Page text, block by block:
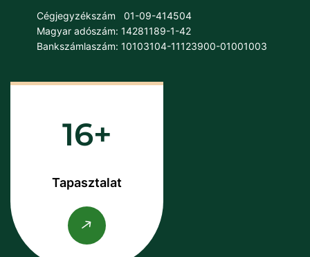
Cégjegyzékszám
01-09-414504
Magyar adószám: 14281189-1-42
Bankszámlaszám: 10103104-11123900-01001003
16
Tapasztalat